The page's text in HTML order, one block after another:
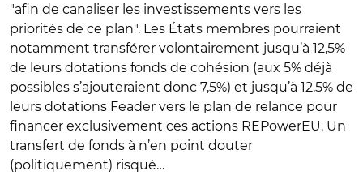
"afin de canaliser les investissements vers les
priorités de ce plan". Les États membres pourraient
notamment transférer volontairement jusqu’à 12,5%
de leurs dotations fonds de cohésion (aux 5% déjà
possibles s’ajouteraient donc 7,5%) et jusqu’à 12,5% de
leurs dotations Feader vers le plan de relance pour
financer exclusivement ces actions REPowerEU. Un
transfert de fonds à n’en point douter
(politiquement) risqué…